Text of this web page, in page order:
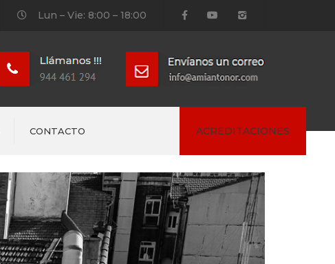
Lun – Vie: 8:00 – 18:00
CONTACTO ACREDITACIONES